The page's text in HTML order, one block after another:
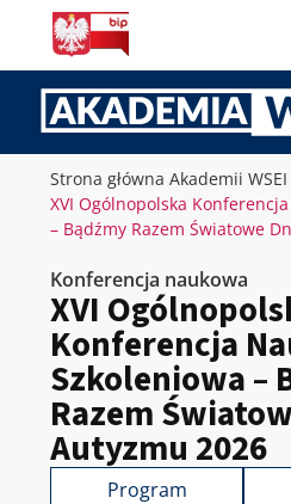
Strona główna Akademii WSEI
XVI Ogólnopolska
– Bądźmy Razem Światowe
Konferencja naukowa
XVI
Konferencja
Szkoleniowa –
Razem
Autyzmu 2026
Program